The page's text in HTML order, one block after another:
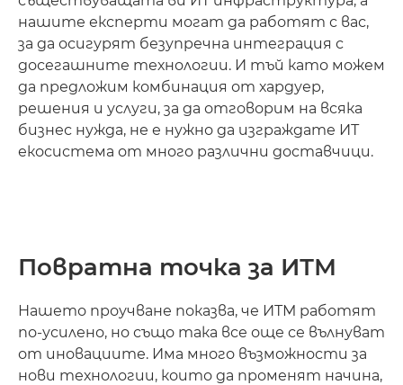
нашите експерти могат да работят с вас,
за да осигурят безупречна интеграция с
досегашните технологии. И тъй като можем
да предложим комбинация от хардуер,
решения и услуги, за да отговорим на всяка
бизнес нужда, не е нужно да изграждате ИТ
екосистема от много различни доставчици.
Повратна точка за ИТМ
Нашето проучване показва, че ИТМ работят
по-усилено, но също така все още се вълнуват
от иновациите. Има много възможности за
нови технологии, които да променят начина,